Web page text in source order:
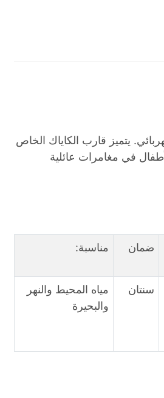
يتميز قارب الكاياك الخاص
في مغامرات عائلية
ضمان مناسبة:
سنتان
مياه المحيط والنهر
والبحيرة